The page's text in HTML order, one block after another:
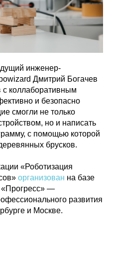
инженер-
Дмитрий Богачев
с коллаборативным
и безопасно
смогли не только
но и написать
с помощью которой
брусков.
«Роботизация
организован на базе
—
развития
и Москве.